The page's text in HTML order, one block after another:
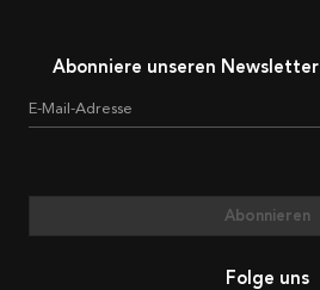
Abonniere unseren Newsletter
E-Mail-Adresse
Abonnieren
Folge uns